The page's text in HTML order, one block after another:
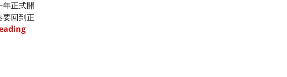
年正式開
要回到正
2026 馬年初六送窮神，這三個位置一定要清！